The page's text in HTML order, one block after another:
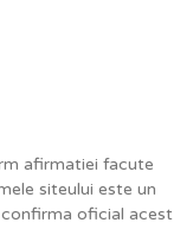
afirmatiei facute
siteului este un
oficial acest